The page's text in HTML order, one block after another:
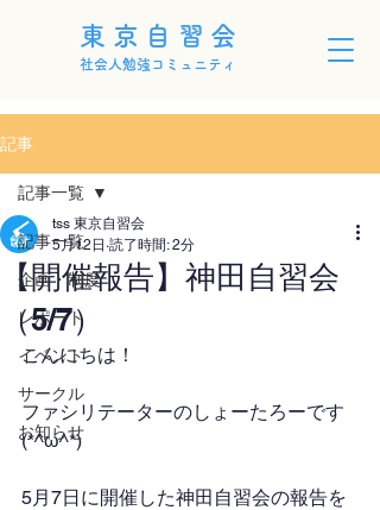
東京自習会
社会人勉強コミュニティ
記事
記事一覧
企画・制度
レポート
イベント
サークル
お知らせ
記事一覧
【開催報告】神田自習会
（5/7）
tss 東京自習会
5月12日 読了時間: 2分
こんにちは！
ファシリテーターのしょーたろーです
(*^ω^*)
5月7日に開催した神田自習会の報告を